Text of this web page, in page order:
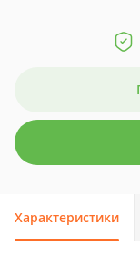
Характеристики